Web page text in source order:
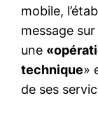
mobile,
message
une
technique»
de ses